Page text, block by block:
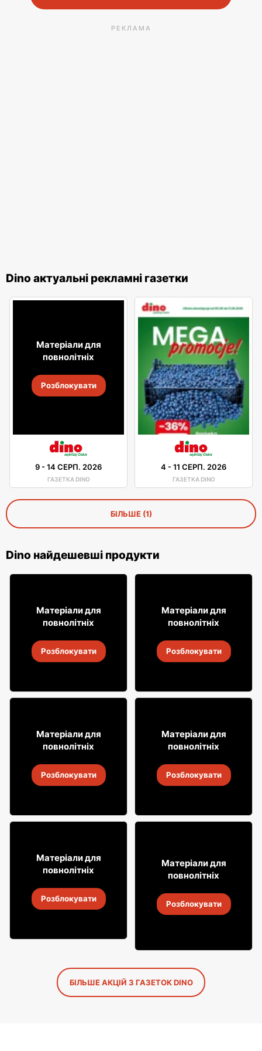
РЕКЛАМА
Dino актуальні рекламні газетки
Матеріали для
повнолітніх
Розблокувати
9-14 СЕРП. 2026
ГАЗЕТКА DINO
4 -11 СЕРП. 2026
ГАЗЕТКА DINO
БІЛЬШЕ (1)
Dino найдешевші продукти
4999
14 серп. 2026
Матеріали для
повнолітніх
Розблокувати
30 99
14 серп. 2026
Матеріали для
повнолітніх
Розблокувати
44 95
14 серп. 2026
Матеріали для
повнолітніх
Розблокувати
119 99
14 серп. 2026
Матеріали для
повнолітніх
Розблокувати
113 99
14 серп. 2026
Матеріали для
повнолітніх
Розблокувати
34 99
Ароматизована горілка
Żubrówka
14 серп. 2026
Матеріали для
повнолітніх
Розблокувати
БІЛЬШЕ АКЦІЙ З ГАЗЕТОК DINO